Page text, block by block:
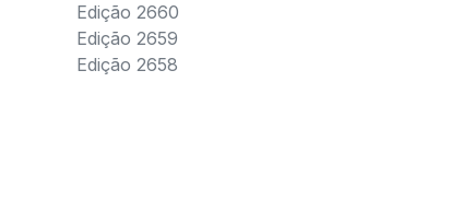
Edição 2660
Edição 2659
Edição 2658